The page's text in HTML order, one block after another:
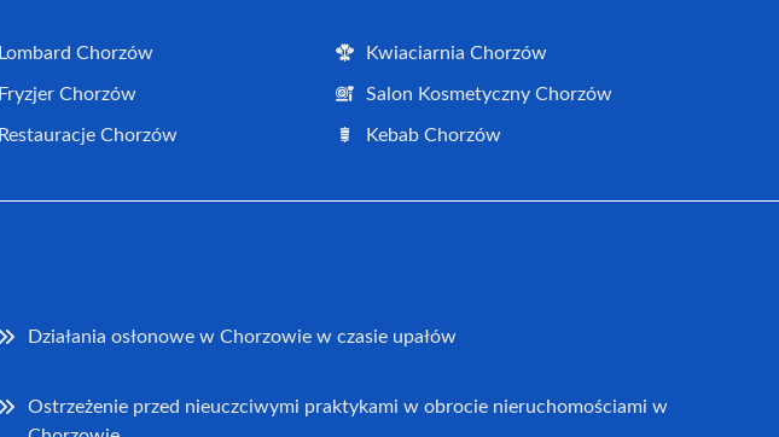
Lombard Chorzów Kwiaciarnia Chorzów
Fryzjer Chorzów Salon Kosmetyczny Chorzów
Restauracje Chorzów Kebab Chorzów
Działania osłonowe w Chorzowie w czasie upałów
Ostrzeżenie przed nieuczciwymi praktykami w obrocie nieruchomościami w